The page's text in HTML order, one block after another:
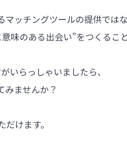
マッチングツールの提供では
味のある出会い”をつくるこ
いらっしゃいましたら、
みませんか？
けます。